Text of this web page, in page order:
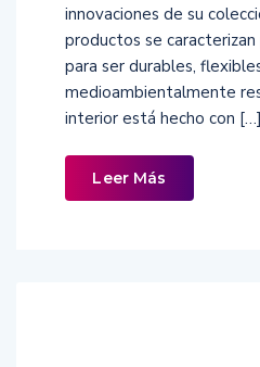
innovaciones de su
productos se
para ser durables,
medioambientalmente
interior está hecho con […]
Leer Más